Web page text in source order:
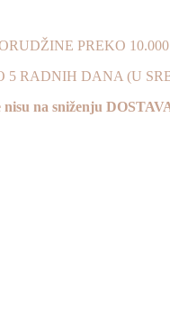
PREKO 10.000
5 RADNIH DANA (U
nisu na sniženju